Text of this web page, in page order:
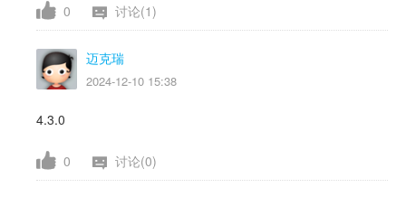
0 讨论(1)
迈克瑞
2024-12-10 15:38
4.3.0
0 讨论(0)